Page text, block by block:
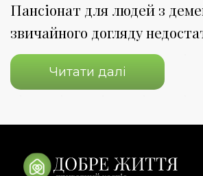
Пансіонат для людей з
звичайного догляду
Читати далі